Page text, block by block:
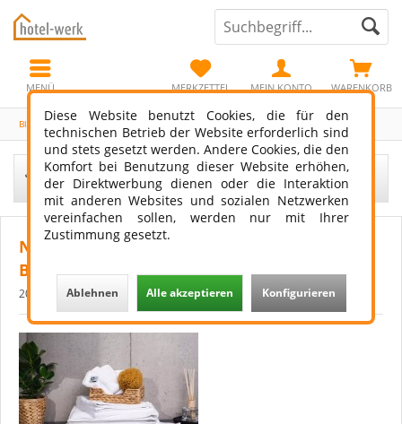
WARENKORB
MERKZETTEL MEIN KONTO
MENÜ
Blog
Filtern
Nachhaltige Hand, Duschtücher und
Bettwäsche
20.04.23 00:00 0 Kommentare
Diese Website benutzt Cookies, die für den
technischen Betrieb der Website erforderlich sind
und stets gesetzt werden. Andere Cookies, die den
Komfort bei Benutzung dieser Website erhöhen,
der Direktwerbung dienen oder die Interaktion
mit anderen Websites und sozialen Netzwerken
vereinfachen sollen, werden nur mit Ihrer
Zustimmung gesetzt.
Ablehnen Alle akzeptieren Konfigurieren